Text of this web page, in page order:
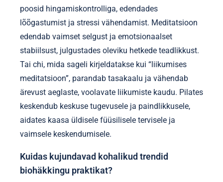
poosid hingamiskontrolliga, edendades
lõõgastumist ja stressi vähendamist. Meditatsioon
edendab vaimset selgust ja emotsionaalset
stabiilsust, julgustades oleviku hetkede teadlikkust.
Tai chi, mida sageli kirjeldatakse kui “liikumises
meditatsioon”, parandab tasakaalu ja vähendab
ärevust aeglaste, voolavate liikumiste kaudu. Pilates
keskendub keskuse tugevusele ja paindlikkusele,
aidates kaasa üldisele füüsilisele tervisele ja
vaimsele keskendumisele.
Kuidas kujundavad kohalikud trendid
biohäkkingu praktikat?